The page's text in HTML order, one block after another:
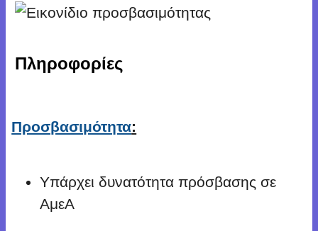
Πληροφορίες
Προσβασιμότητα:
Υπάρχει δυνατότητα πρόσβασης σε
ΑμεΑ